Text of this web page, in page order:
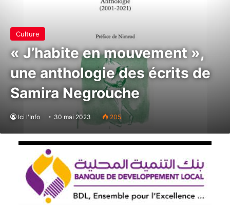
Culture
« J’habite en mouvement »,
une anthologie des écrits de
Samira Negrouche
Ici l'Info 30 mai 2023 205